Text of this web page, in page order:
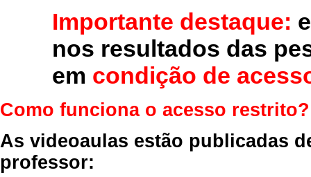
Importante destaque:
nos resultados das
em condição de
Como funciona o acesso restrito?
As videoaulas estão publicadas
professor: